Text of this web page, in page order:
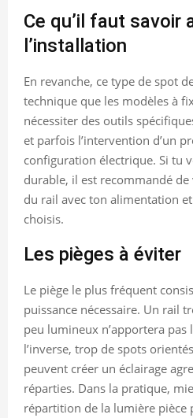
Ce qu’il faut savoir
l’installation
En revanche, ce type de spot
technique que les modèles à
nécessiter des outils
et parfois l’intervention d’un
configuration électrique. Si tu
durable, il est recommandé
du rail avec ton alimentation
choisis.
Les pièges à éviter
Le piège le plus fréquent
puissance nécessaire. Un rail
peu lumineux n’apportera
l’inverse, trop de spots
peuvent créer un éclairage
réparties. Dans la pratique,
répartition de la lumière pièce